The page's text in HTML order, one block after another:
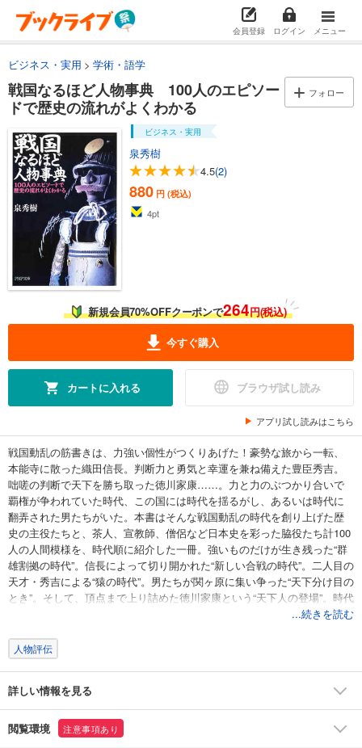
会員登録 ログイン メニュー
ビジネス・実用 学術・語学
戦国なるほど人物事典 100人のエピソー
ドで歴史の流れがよくわかる
フォロー
ビジネス・実用
泉秀樹
4.5(2)
880 円 (税込)
4pt
新規会員70%OFFクーポンで264円(税込)
今すぐ購入
カートに入れる ブラウザ試し読み
アプリ試し読みはこちら
戦国動乱の筋書きは、力強い個性がつくりあげた！豪勢な旅から一転、
本能寺に散った織田信長。判断力と勇気と幸運を兼ね備えた豊臣秀吉。
咄嗟の判断で天下を勝ち取った徳川家康……。力と力のぶつかり合いで
覇権が争われていた時代、この国には時代を揺るがし、あるいは時代に
翻弄された男たちがいた。本書はそんな戦国動乱の時代を創り上げた歴
史の主役たちと、茶人、宣教師、僧侶など日本史を彩った脇役たち計100
人の人間模様を、時代順に紹介した一冊。強いものだけが生き残った“群
雄割拠の時代”。信長によって切り開かれた“新しい合戦の時代”。二人目の
天才・秀吉による“猿の時代”。男たちが関ヶ原に集い争った“天下分け目の
とき”。そして、頂点まで上り詰めた徳川家康という“天下人の登場”。時代
の流れに沿って一人一人のエピソードをよみ進むことで、戦国から江戸
版！
...続きを読む
人物評伝
詳しい情報を見る
閲覧環境 注意事項あり